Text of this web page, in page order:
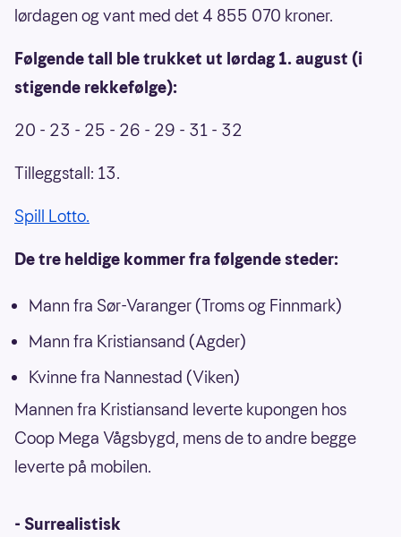
lørdagen og vant med det 4 855 070 kroner.
Følgende tall ble trukket ut lørdag 1. august (i
stigende rekkefølge):
20 - 23 - 25 - 26 - 29 - 31 - 32
Tilleggstall: 13.
Spill Lotto.
De tre heldige kommer fra følgende steder:
Mann fra Sør-Varanger (Troms og Finnmark)
Mann fra Kristiansand (Agder)
Kvinne fra Nannestad (Viken)
Mannen fra Kristiansand leverte kupongen hos
Coop Mega Vågsbygd, mens de to andre begge
leverte på mobilen.
- Surrealistisk